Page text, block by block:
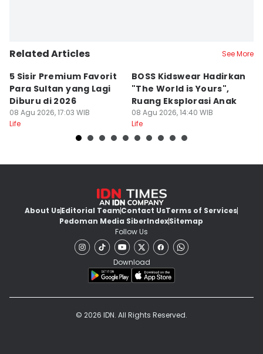
Related Articles See More
5 Sisir Premium Favorit
Para Sultan yang Lagi
Diburu di 2026
08 Agu 2026, 17:03 WIB
Life
BOSS Kidswear Hadirkan
"The World is Yours",
Ruang Eksplorasi Anak
08 Agu 2026, 14:40 WIB
Life
About UsEditorial TeamContact UsTerms of Services
Pedoman Media SiberIndexSitemap
Follow Us
Download
© 2026 IDN. All Rights Reserved.